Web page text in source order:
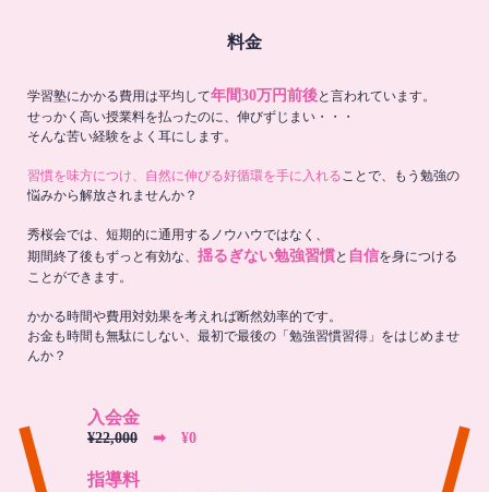
料金
学習塾にかかる費用は平均して年間30万円前後と言われています。
せっかく高い授業料を払ったのに、伸びずじまい・・・
そんな苦い経験をよく耳にします。
習慣を味方につけ、自然に伸びる好循環を手に入れる ことで、もう勉強の
悩みから解放されませんか？
秀桜会では、短期的に通用するノウハウではなく、
期間終了後もずっと有効な、 揺るぎない勉強習慣と 自信を身につける
ことができます。
かかる時間や費用対効果を考えれば断然効率的です。
お金も時間も無駄にしない、最初で最後の「勉強習慣習得」をはじめませ
んか？
入会金
¥22,000 ➡︎ ¥0
指導料